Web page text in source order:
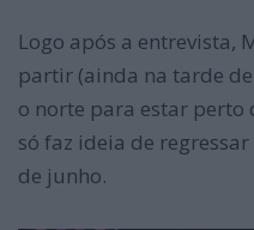
Logo após a entrevista,
partir (ainda na tarde
o norte para estar perto
só faz ideia de
de junho.